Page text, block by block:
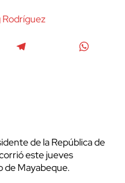
de la República de
este jueves
de Mayabeque.